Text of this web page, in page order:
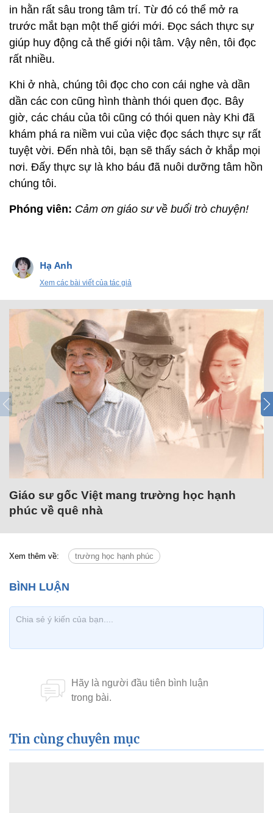
in hằn rất sâu trong tâm trí. Từ đó có thể mở ra
trước mắt bạn một thế giới mới. Đọc sách thực sự
giúp huy động cả thế giới nội tâm. Vậy nên, tôi đọc
rất nhiều.
Khi ở nhà, chúng tôi đọc cho con cái nghe và dần
dần các con cũng hình thành thói quen đọc. Bây
giờ, các cháu của tôi cũng có thói quen này Khi đã
khám phá ra niềm vui của việc đọc sách thực sự rất
tuyệt vời. Đến nhà tôi, bạn sẽ thấy sách ở khắp mọi
nơi. Đấy thực sự là kho báu đã nuôi dưỡng tâm hồn
chúng tôi.
Phóng viên: Cảm ơn giáo sư về buổi trò chuyện!
Hạ Anh
Xem các bài viết của tác giả
Giáo sư gốc Việt mang trường học hạnh
phúc về quê nhà
Xem thêm về: trường học hạnh phúc
Tin cùng chuyên mục